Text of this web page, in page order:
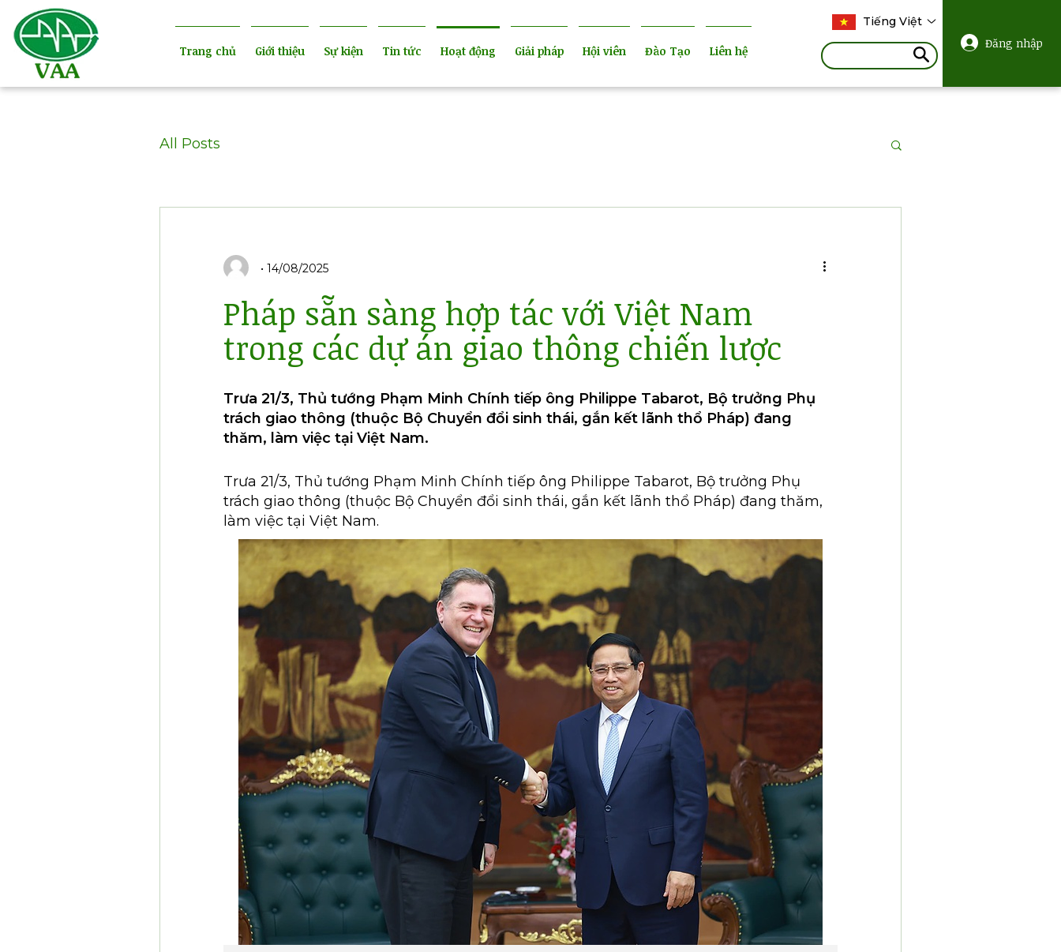
Trang chủ Giới thiệu Sự kiện Tin tức Hoạt động Giải pháp Hội viên Đào Tạo Liên hệ
Tiếng Việt
Đăng nhập
All Posts
14/08/2025
Pháp sẵn sàng hợp tác với Việt Nam
trong các dự án giao thông chiến lược
Trưa 21/3, Thủ tướng Phạm Minh Chính tiếp ông Philippe Tabarot, Bộ trưởng Phụ
trách giao thông (thuộc Bộ Chuyển đổi sinh thái, gắn kết lãnh thổ Pháp) đang
thăm, làm việc tại Việt Nam.
Trưa 21/3, Thủ tướng Phạm Minh Chính tiếp ông Philippe Tabarot, Bộ trưởng Phụ
trách giao thông (thuộc Bộ Chuyển đổi sinh thái, gắn kết lãnh thổ Pháp) đang thăm,
làm việc tại Việt Nam.